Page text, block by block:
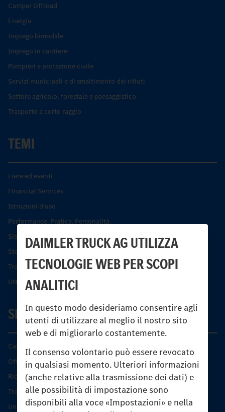
DAIMLER TRUCK AG UTILIZZA
TECNOLOGIE WEB PER SCOPI
ANALITICI
In questo modo desideriamo consentire agli
utenti di utilizzare al meglio il nostro sito
web e di migliorarlo costantemente.
Il consenso volontario può essere revocato
in qualsiasi momento. Ulteriori informazioni
(anche relative alla trasmissione dei dati) e
alle possibilità di impostazione sono
disponibili alla voce «Impostazioni» e nella
Camper Offroad
Energia
Impiego bimodale
Impiego in cantiere
Pompieri e protezione civile
Servizi municipali e di smaltimento dei rifiuti
Settore agricolo, forestale e paesaggistico
Trasporto a corto raggio
TEMI
Fiere ed eventi
Financial Services
Istruzioni d'uso
Performance. Pratica. Personalità.
Sistemi di assistenza alla guida e di sicurezza
Storia dell’Unimog
Trovare un partner
UNI-TOUCH®
SERVIZIO
Caratteristiche di prodotto
Offerta di servizio Unimog
Ricambi originali
Trovare un partner
Unimog Service Days